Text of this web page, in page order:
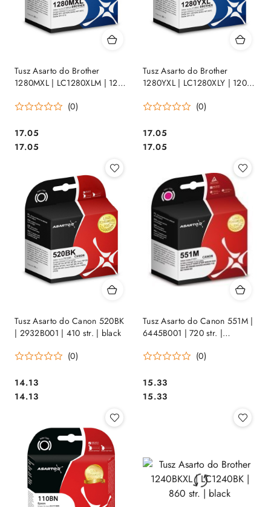
Tusz Asarto do Brother
1280MXL | LC1280XLM | 1200
(0)
Cena:
17.05
Cena:
17.05
Tusz Asarto do Brother
1280YXL | LC1280XLY | 1200
(0)
Cena:
17.05
Cena:
17.05
Tusz Asarto do Canon 520BK
| 2932B001 | 410 str. | black
(0)
Cena:
14.13
Cena:
14.13
Tusz Asarto do Canon 551M |
6445B001 | 720 str. |
(0)
Cena:
15.33
Cena:
15.33